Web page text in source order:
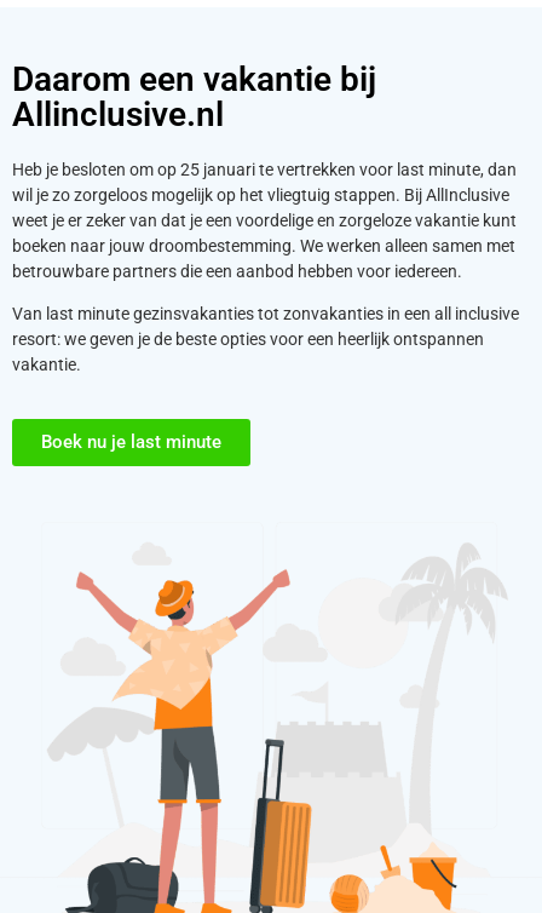
Daarom een vakantie bij
Allinclusive.nl
Heb je besloten om op 25 januari te vertrekken voor last minute, dan
wil je zo zorgeloos mogelijk op het vliegtuig stappen. Bij AllInclusive
weet je er zeker van dat je een voordelige en zorgeloze vakantie kunt
boeken naar jouw droombestemming. We werken alleen samen met
betrouwbare partners die een aanbod hebben voor iedereen.
Van last minute gezinsvakanties tot zonvakanties in een all inclusive
resort: we geven je de beste opties voor een heerlijk ontspannen
vakantie.
Boek nu je last minute